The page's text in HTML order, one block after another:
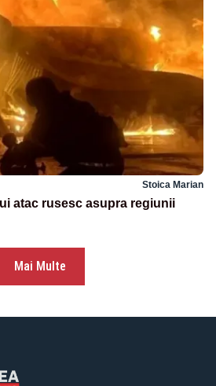
Stoica Marian
atac rusesc asupra regiunii
Mai Multe